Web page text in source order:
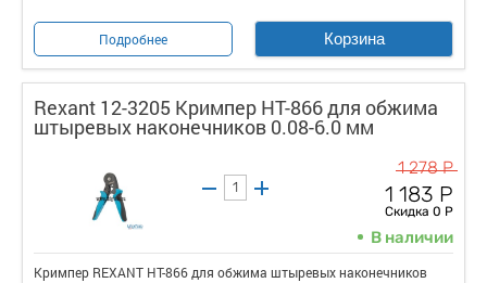
Подробнее Корзина
Rexant 12-3205 Кримпер HT-866 для обжима
штыревых наконечников 0.08-6.0 мм
1 278 Р
1 183 Р
Скидка 0 Р
В наличии
Кримпер REXANT HT-866 для обжима штыревых наконечников